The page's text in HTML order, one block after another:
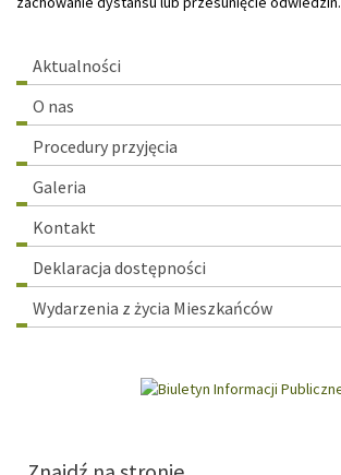
Menu
główne
Aktualności
O nas
Procedury przyjęcia
Galeria
Kontakt
Deklaracja dostępności
Wydarzenia z życia Mieszkańców